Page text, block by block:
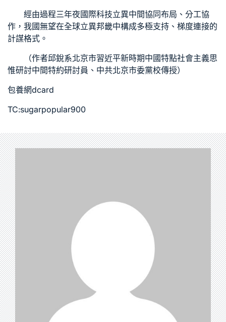
經由過程三年夜國際科技立異中間協同布局、分工協
作，我國無望在全球立異邦畿中構成多極支持、梯度連接的
計謀格式。
（作者邱銳系北京市習近平新時期中國特點社會主義思
惟研討中間特約研討員、中共北京市委黨校傳授）
包養網dcard
TC:sugarpopular900